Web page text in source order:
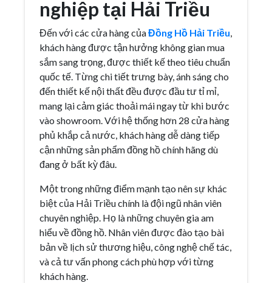
nghiệp tại Hải Triều
Đến với các cửa hàng củaĐồng Hồ Hải Triều,
khách hàng được tận hưởng không gian mua
sắm sang trọng, được thiết kế theo tiêu chuẩn
quốc tế. Từng chi tiết trưng bày, ánh sáng cho
đến thiết kế nội thất đều được đầu tư tỉ mỉ,
mang lại cảm giác thoải mái ngay từ khi bước
vào showroom. Với hệ thống hơn 28 cửa hàng
phủ khắp cả nước, khách hàng dễ dàng tiếp
cận những sản phẩm đồng hồ chính hãng dù
đang ở bất kỳ đâu.
Một trong những điểm mạnh tạo nên sự khác
biệt của Hải Triều chính là đội ngũ nhân viên
chuyên nghiệp. Họ là những chuyên gia am
hiểu về đồng hồ. Nhân viên được đào tạo bài
bản về lịch sử thương hiệu, công nghệ chế tác,
và cả tư vấn phong cách phù hợp với từng
khách hàng.